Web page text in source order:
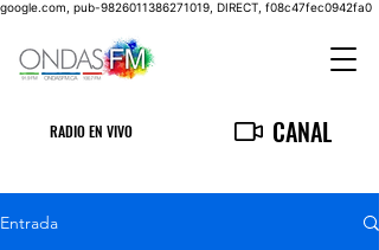
google.com, pub-9826011386271019, DIRECT, f08c47fec0942fa0
RADIO EN VIVO CANAL
Entrada